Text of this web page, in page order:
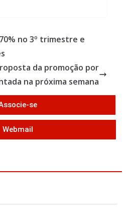
no 3º trimestre e
da promoção por
na próxima semana
se
Webmail